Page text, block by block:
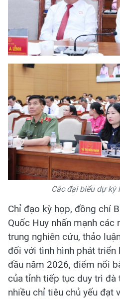
Các đại biểu dự kỳ
Chỉ đạo kỳ họp, đồng chí
Quốc Huy nhấn mạnh các
trung nghiên cứu, thảo
đối với tình hình phát triển
đầu năm 2026, điểm nổi
của tỉnh tiếp tục duy trì
nhiều chỉ tiêu chủ yếu đạt